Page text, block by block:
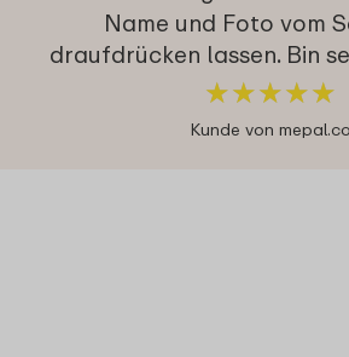
Name und Foto vom
draufdrücken lassen. Bin
★★★★★
★★★★★
Kunde von